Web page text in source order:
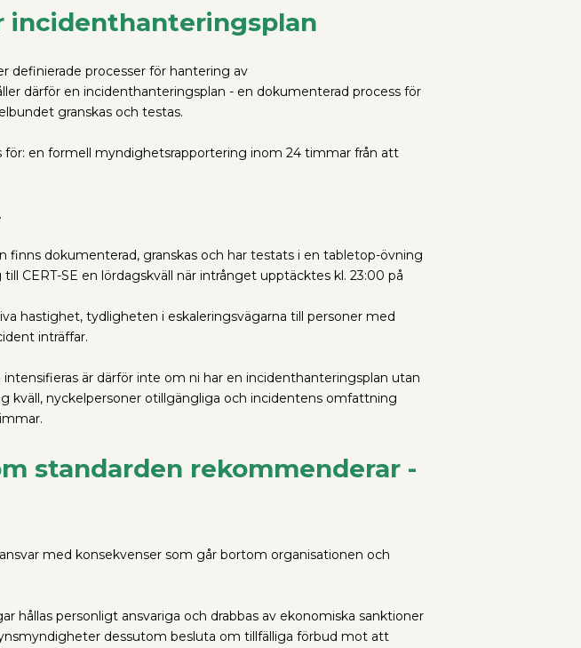
incidenthanteringsplan
definierade processer för hantering av
därför en incidenthanteringsplan - en dokumenterad process för
granskas och testas.
en formell myndighetsrapportering inom 24 timmar från att
dokumenterad, granskas och har testats i en tabletop-övning
CERT-SE en lördagskväll när intrånget upptäcktes kl. 23:00 på
hastighet, tydligheten i eskaleringsvägarna till personer med
inträffar.
är därför inte om ni har en incidenthanteringsplan utan
kväll, nyckelpersoner otillgängliga och incidentens omfattning
standarden rekommenderar -
med konsekvenser som går bortom organisationen och
hållas personligt ansvariga och drabbas av ekonomiska sanktioner
dessutom besluta om tillfälliga förbud mot att